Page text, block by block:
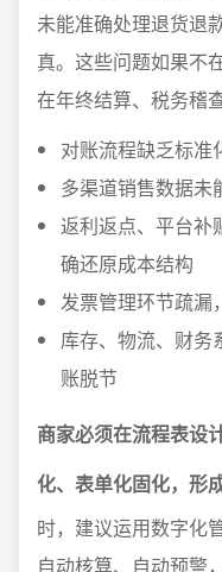
未能准确处理退货退
真。这些问题如果不
在年终结算、税务稽
对账流程缺乏标准
多渠道销售数据未
返利返点、平台补
确还原成本结构
发票管理环节疏漏
库存、物流、财务
账脱节
商家必须在流程表设
化、表单化固化，形
时，建议运用数字化
自动核算、自动预警